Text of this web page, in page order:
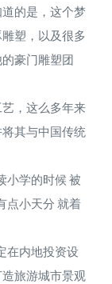
的是，这个梦
塑，以及很多
豪门雕塑团
，这么多年来
其与中国传统
小学的时候 被
点小天分 就着
在内地投资设
旅游城市景观